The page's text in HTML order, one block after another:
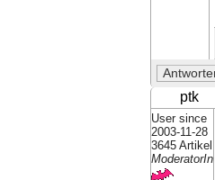
ptk
User since
2003-11-28
3645 Artikel
ModeratorIn